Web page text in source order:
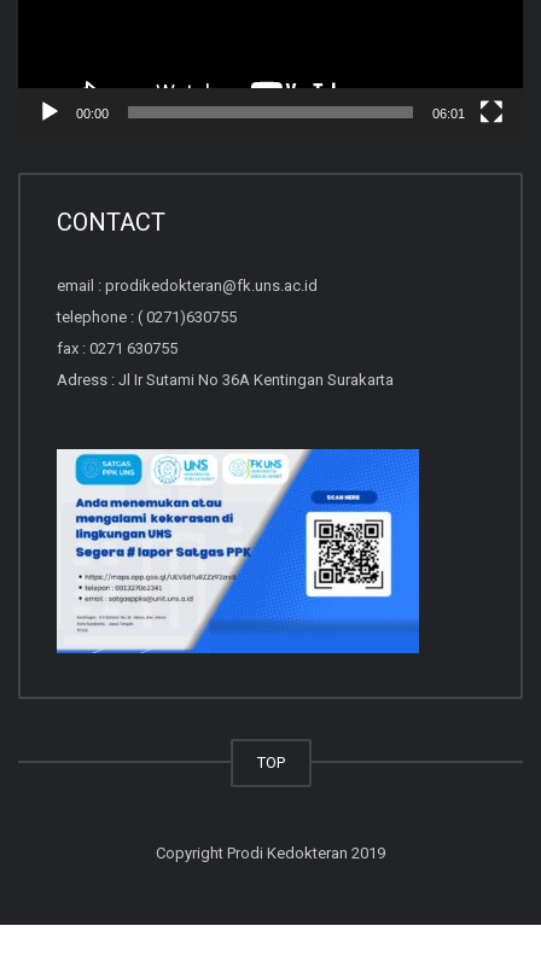
00:00 06:01
CONTACT
email : prodikedokteran@fk.uns.ac.id
telephone : ( 0271)630755
fax : 0271 630755
Adress : Jl Ir Sutami No 36A Kentingan Surakarta
TOP
Copyright Prodi Kedokteran 2019